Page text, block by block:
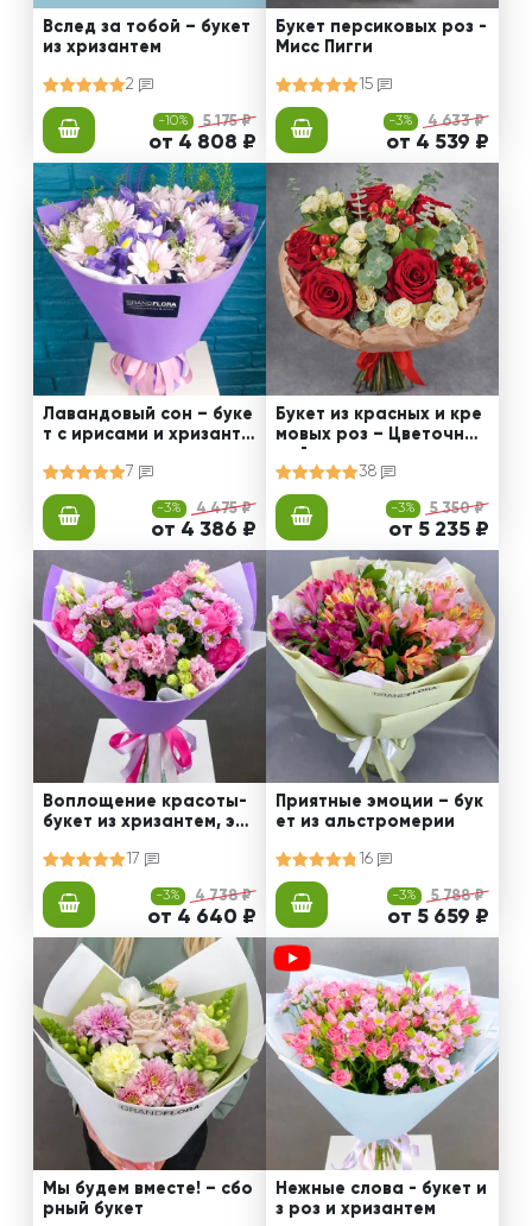
Вслед за тобой – букет
из хризантем
2
-10% 5 175 ₽
от 4 808 ₽
Букет персиковых роз -
Мисс Пигги
15
-3% 4 633 ₽
от 4 539 ₽
Лавандовый сон – буке
т с ирисами и хризанте
7
-3% 4 475 ₽
от 4 386 ₽
Букет из красных и кре
мовых роз – Цветочный
38
-3% 5 350 ₽
от 5 235 ₽
Воплощение красоты-
букет из хризантем, эус
17
-3% 4 738 ₽
от 4 640 ₽
Приятные эмоции – бук
ет из альстромерии
16
-3% 5 788 ₽
от 5 659 ₽
Мы будем вместе! – сбо
рный букет
Нежные слова - букет и
з роз и хризантем